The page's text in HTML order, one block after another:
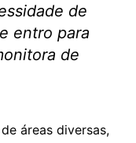
de
entro para
de
áreas diversas,